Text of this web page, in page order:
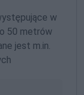
w
50 metrów
jest m.in.